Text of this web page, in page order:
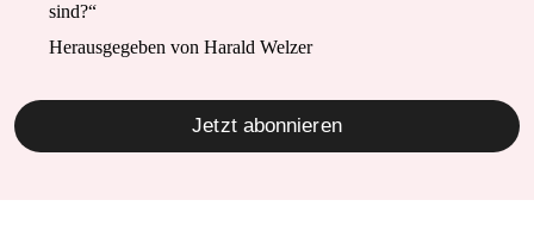
sind?“
Herausgegeben von Harald Welzer
Jetzt abonnieren